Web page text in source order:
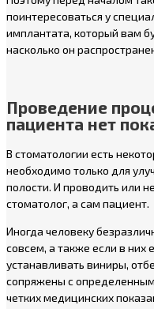
поинтересоваться у
имплантата, который вам
насколько он
Проведение
пациента нет
В стоматологии есть
необходимо только для
полости. И проводить или
стоматолог, а сам пациент.
Иногда человеку
совсем, а также если в
устанавливать виниры,
сопряжены с
четких медицинских